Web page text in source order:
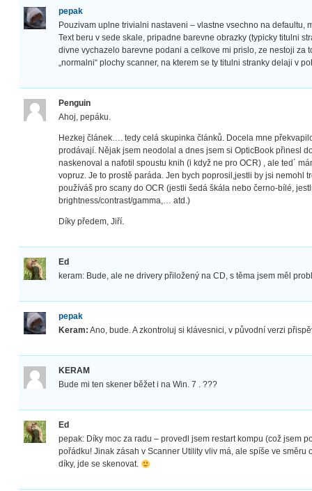
pepak
Pouzivam uplne trivialni nastaveni – vlastne vsechno na defaultu,
Text beru v sede skale, pripadne barevne obrazky (typicky titulni
divne vychazelo barevne podani a celkove mi prislo, ze nestoji za
„normalni“ plochy scanner, na kterem se ty titulni stranky delaji v
Penguin
Ahoj, pepáku.
Hezkej článek…. tedy celá skupinka článků. Docela mne
prodávají. Nějak jsem neodolal a dnes jsem si OpticBook přinesl
naskenoval a nafotil spoustu knih (i když ne pro OCR) , ale ted´
vopruz. Je to prostě paráda. Jen bych poprosil,jestli by jsi nemohl
používáš pro scany do OCR (jestli šedá škála nebo černo-bílé,
brightness/contrast/gamma,… atd.)
Díky předem, Jiří.
Ed
keram: Bude, ale ne drivery přiložený na CD, s těma jsem měl
pepak
Keram: Ano, bude. A zkontroluj si klávesnici, v původní verzi
KERAM
Bude mi ten skener běžet i na Win. 7 . ???
Ed
pepak: Díky moc za radu – provedl jsem restart kompu (což jsem
pořádku! Jinak zásah v Scanner Utility vliv má, ale spíše ve směru
díky, jde se skenovat.